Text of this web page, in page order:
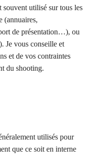
utilisé sur tous les
(annuaires,
de présentation…), ou
Je vous conseille et
et de vos contraintes
du shooting.
utilisés pour
que ce soit en interne